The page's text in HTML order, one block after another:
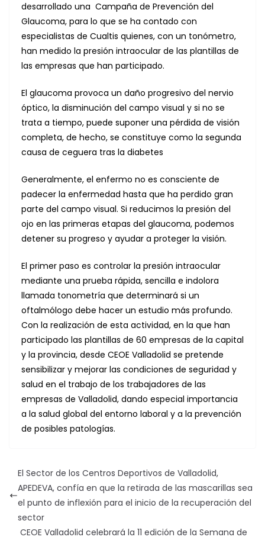
desarrollado una Campaña de Prevención del
Glaucoma, para lo que se ha contado con
especialistas de Cualtis quienes, con un tonómetro,
han medido la presión intraocular de las plantillas de
las empresas que han participado.
El glaucoma provoca un daño progresivo del nervio
óptico, la disminución del campo visual y si no se
trata a tiempo, puede suponer una pérdida de visión
completa, de hecho, se constituye como la segunda
causa de ceguera tras la diabetes
Generalmente, el enfermo no es consciente de
padecer la enfermedad hasta que ha perdido gran
parte del campo visual. Si reducimos la presión del
ojo en las primeras etapas del glaucoma, podemos
detener su progreso y ayudar a proteger la visión.
El primer paso es controlar la presión intraocular
mediante una prueba rápida, sencilla e indolora
llamada tonometría que determinará si un
oftalmólogo debe hacer un estudio más profundo.
Con la realización de esta actividad, en la que han
participado las plantillas de 60 empresas de la capital
y la provincia, desde CEOE Valladolid se pretende
sensibilizar y mejorar las condiciones de seguridad y
salud en el trabajo de los trabajadores de las
empresas de Valladolid, dando especial importancia
a la salud global del entorno laboral y a la prevención
de posibles patologías.
El Sector de los Centros Deportivos de Valladolid,
APEDEVA, confía en que la retirada de las mascarillas sea
el punto de inflexión para el inicio de la recuperación del
sector
CEOE Valladolid celebrará la 11 edición de la Semana de